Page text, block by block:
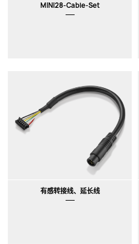
MINI28-Cable-Set
有感转接线、延长线